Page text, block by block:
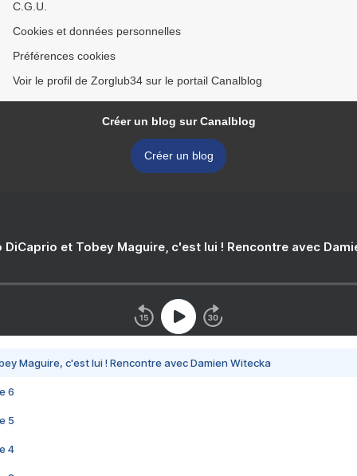
C.G.U.
Cookies et données personnelles
Préférences cookies
Voir le profil de Zorglub34 sur le portail Canalblog
Créer un blog sur Canalblog
Créer un blog
DiCaprio et Tobey Maguire, c'est lui ! Rencontre avec
Maguire, c'est lui ! Rencontre avec Damien Witecka
6
5
4